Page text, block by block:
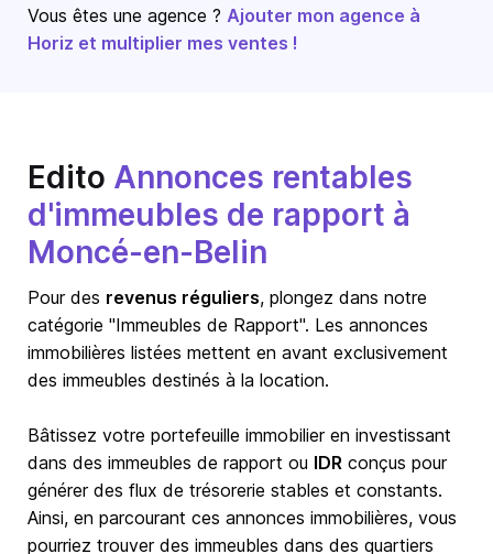
Vous êtes une agence ? Ajouter mon agence à
Horiz et multiplier mes ventes !
Edito Annonces rentables
d'immeubles de rapport à
Moncé-en-Belin
Pour des revenus réguliers, plongez dans notre
catégorie "Immeubles de Rapport". Les annonces
immobilières listées mettent en avant exclusivement
des immeubles destinés à la location.
Bâtissez votre portefeuille immobilier en investissant
dans des immeubles de rapport ou IDR conçus pour
générer des flux de trésorerie stables et constants.
Ainsi, en parcourant ces annonces immobilières, vous
pourriez trouver des immeubles dans des quartiers